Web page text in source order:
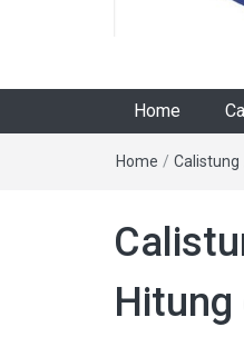
Home
Home / Calistung
Hitung